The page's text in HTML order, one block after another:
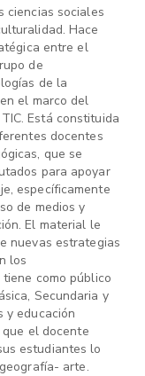
ciencias sociales
Hace
entre el
de
de la
el marco del
Está constituida
docentes
que se
para apoyar
específicamente
de medios y
El material le
nuevas estrategias
los
como público
Secundaria y
y educación
el docente
estudiantes lo
arte.